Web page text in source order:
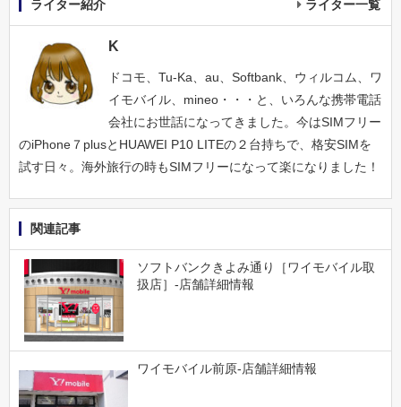
ライター紹介 ライター一覧
K
ドコモ、Tu-Ka、au、Softbank、ウィルコム、ワ
イモバイル、mineo・・・と、いろんな携帯電話
会社にお世話になってきました。今はSIMフリー
のiPhone７plusとHUAWEI P10 LITEの２台持ちで、格安SIMを
試す日々。海外旅行の時もSIMフリーになって楽になりました！
関連記事
ソフトバンクきよみ通り［ワイモバイル取
扱店］-店舗詳細情報
ワイモバイル前原-店舗詳細情報